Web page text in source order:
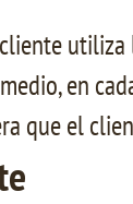
en
que el